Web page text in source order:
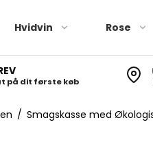
Hvidvin Rose
på dit første køb
/ Smagskasse med